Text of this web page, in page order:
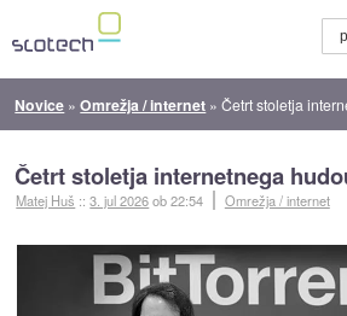
Novice »Omrežja / internet »Četrt stoletja
Četrt stoletja internetnega
Matej Huš ::3. jul 2026ob 22:54 Omrežja / internet